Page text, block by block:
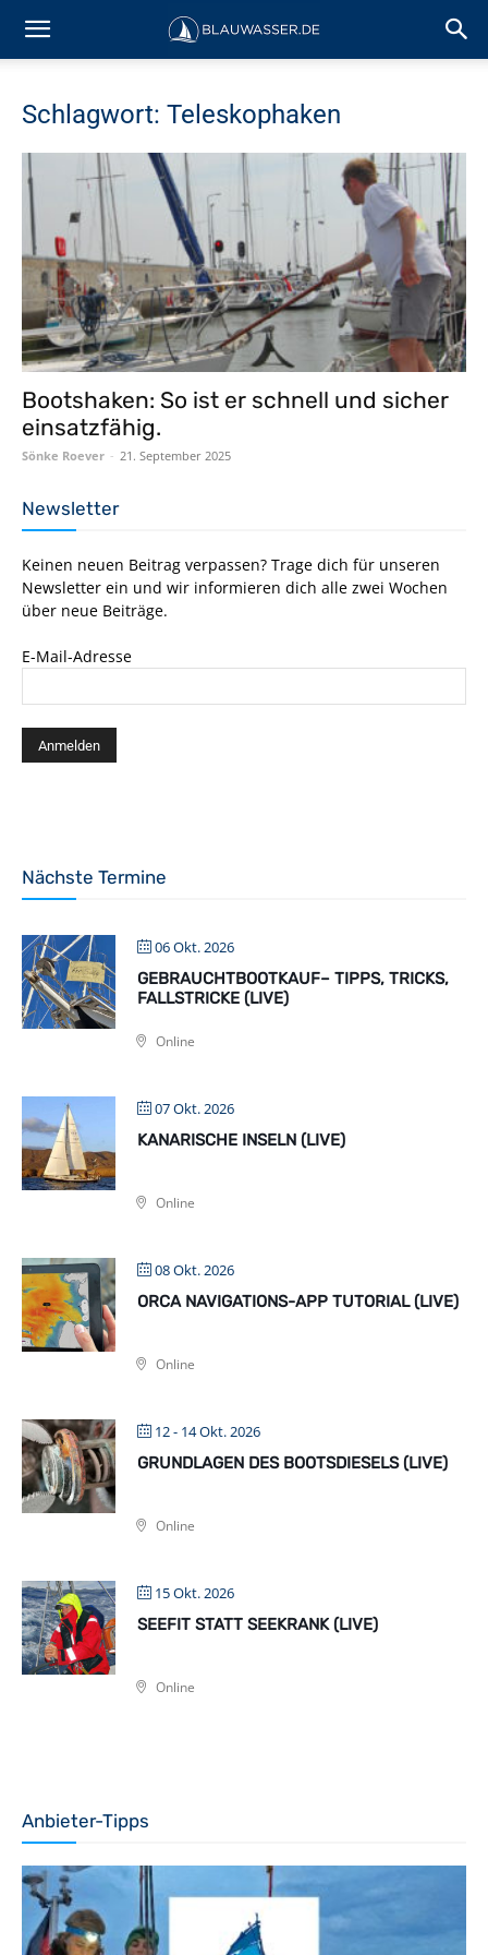
Schlagwort: Teleskophaken
Bootshaken: So ist er schnell und sicher
einsatzfähig.
Sönke Roever - 21. September 2025
Newsletter
Keinen neuen Beitrag verpassen? Trage dich für unseren
Newsletter ein und wir informieren dich alle zwei Wochen
über neue Beiträge.
E-Mail-Adresse
Nächste Termine
06 Okt. 2026
GEBRAUCHTBOOTKAUF– TIPPS, TRICKS,
FALLSTRICKE (LIVE)
Online
07 Okt. 2026
KANARISCHE INSELN (LIVE)
Online
08 Okt. 2026
ORCA NAVIGATIONS-APP TUTORIAL (LIVE)
Online
12 - 14 Okt. 2026
GRUNDLAGEN DES BOOTSDIESELS (LIVE)
Online
15 Okt. 2026
SEEFIT STATT SEEKRANK (LIVE)
Online
Anbieter-Tipps